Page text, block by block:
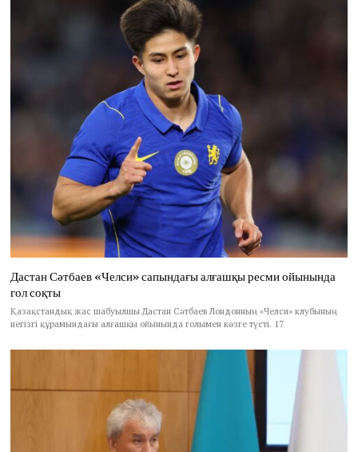
Дастан Сәтбаев «Челси» сапындағы алғашқы ресми ойынында
гол соқты
Қазақстандық жас шабуылшы Дастан Сәтбаев Лондонның «Челси» клубының
негізгі құрамындағы алғашқы ойынында голымен көзге түсті. 17